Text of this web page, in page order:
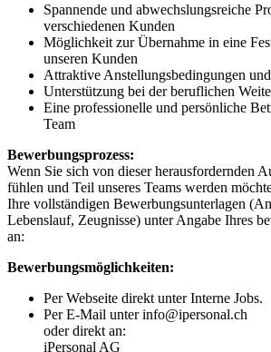
Spannende und abwechslungsreiche
verschiedenen Kunden
Möglichkeit zur Übernahme in eine
unseren Kunden
Attraktive Anstellungsbedingungen
Unterstützung bei der beruflichen
Eine professionelle und persönliche
Team
Bewerbungsprozess:
Wenn Sie sich von dieser herausfordernden
fühlen und Teil unseres Teams werden
Ihre vollständigen Bewerbungsunterlagen
Lebenslauf, Zeugnisse) unter Angabe Ihres
an:
Bewerbungsmöglichkeiten:
Per Webseite direkt unter Interne Jobs.
Per E-Mail unter info@ipersonal.ch
oder direkt an:
iPersonal AG